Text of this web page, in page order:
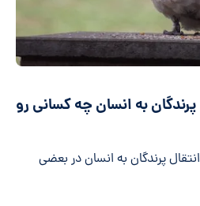
به انسان چه کسانی رو
پرندگان به انسان در بعضی